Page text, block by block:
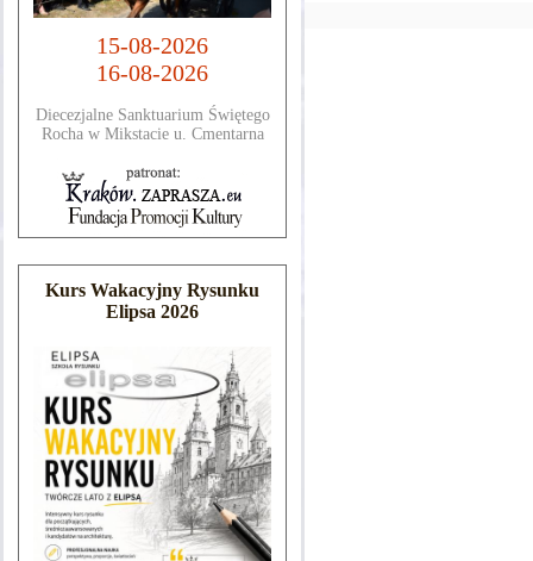
15-08-2026
16-08-2026
Diecezjalne Sanktuarium Świętego
Rocha w Mikstacie u. Cmentarna
Kurs Wakacyjny Rysunku
Elipsa 2026